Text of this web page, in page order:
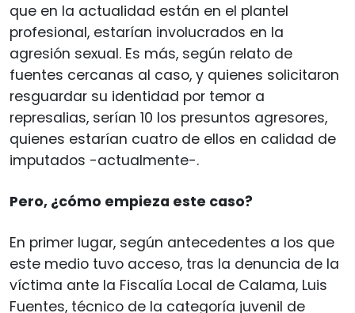
que en la actualidad están en el plantel
profesional, estarían involucrados en la
agresión sexual. Es más, según relato de
fuentes cercanas al caso, y quienes solicitaron
resguardar su identidad por temor a
represalias, serían 10 los presuntos agresores,
quienes estarían cuatro de ellos en calidad de
imputados -actualmente-.
Pero, ¿cómo empieza este caso?
En primer lugar, según antecedentes a los que
este medio tuvo acceso, tras la denuncia de la
víctima ante la Fiscalía Local de Calama, Luis
Fuentes, técnico de la categoría juvenil de